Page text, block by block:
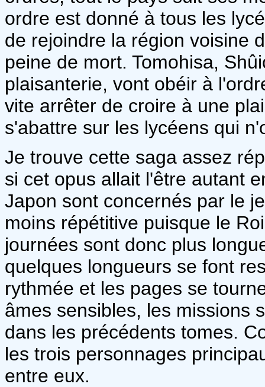
ordre est donné à tous les
de rejoindre la région voisine
peine de mort. Tomohisa,
plaisanterie, vont obéir à
vite arrêter de croire à une
s'abattre sur les lycéens qui
Je trouve cette saga assez
si cet opus allait l'être autant
Japon sont concernés par le
moins répétitive puisque le
journées sont donc plus
quelques longueurs se font
rythmée et les pages se
âmes sensibles, les missions
dans les précédents tomes.
les trois personnages
entre eux.